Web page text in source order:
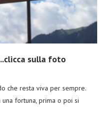
sulla foto
che resta viva per sempre.
fortuna, prima o poi si